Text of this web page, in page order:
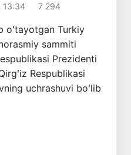
13:34 7 294
oʻtayotgan Turkiy
sammiti
Prezidenti
Respublikasi
uchrashuvi boʻlib